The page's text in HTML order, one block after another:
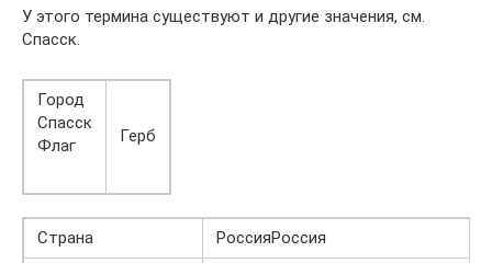
У этого термина существуют и другие значения, см.
Спасск.
Город
Спасск
Флаг
Герб
Страна
РоссияРоссия